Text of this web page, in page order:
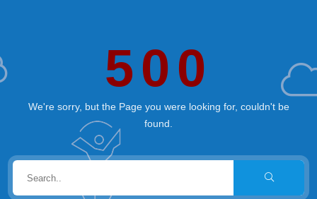
500
We're sorry, but the Page you were looking for, couldn't be
found.